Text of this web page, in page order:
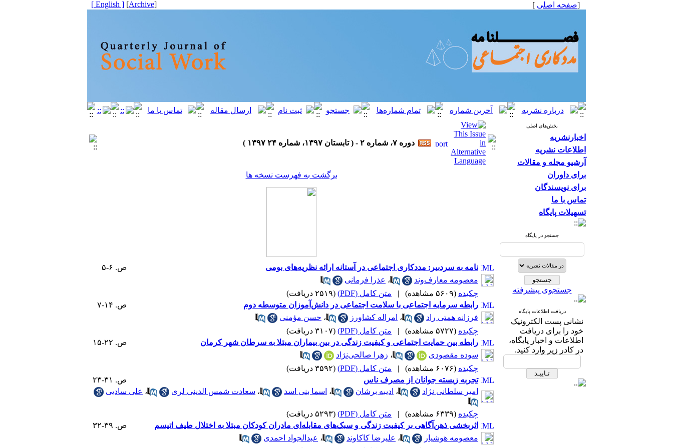
[صفحه اصلی ]
[
Archive
]
[ English ]
بخش‌های اصلی
اخبارنشریه
اطلاعات نشریه
آرشیو مجله و مقالات
برای داوران
برای نویسندگان
تماس با ما
تسهیلات پایگاه
جستجو در پایگاه
جستجوی پیشرفته
دریافت اطلاعات پایگاه
نشانی پست الکترونیک
خود را برای دریافت
اطلاعات و اخبار پایگاه،
در کادر زیر وارد کنید.
دوره ۷، شماره ۲ - ( تابستان ۱۳۹۷، شماره ۲۴ ۱۳۹۷ )
برگشت به فهرست نسخه ها
نامه به سردبیر: مددکاری اجتماعی در آستانه ارائه نظریه‌های بومی
ص. ۶-۵
معصومه معارف‌وند
، عذرا فرمانی
چکیده (۵۶۰۹ مشاهده) | متن کامل (PDF)
(۲۵۱۹ دریافت)
رابطه سرمایه اجتماعی با سلامت اجتماعی در دانش‌آموزان متوسطه دوم
ص. ۱۴-۷
فرزانه همتی راد
، امراله کشاورز ، حسن مؤمنی
چکیده (۵۷۲۷ مشاهده) | متن کامل (PDF)
(۳۱۰۷ دریافت)
رابطه بین حمایت اجتماعی و کیفیت زندگی در بین بیماران مبتلا به سرطان شهر کرمان
ص. ۲۲-۱۵
سوده مقصودی
، زهرا صالحی‌نژاد
چکیده (۶۰۷۶ مشاهده) | متن کامل (PDF)
(۳۵۹۲ دریافت)
تجربه‌ زیسته جوانان از مصرف ناس
ص. ۳۱-۲۳
امیر سلطانی نژاد
، ادیبه برشان ، اسما بنی اسد ، سعادت شمس الدینی لری ، علی سادیی
چکیده (۶۳۳۹ مشاهده) | متن کامل (PDF)
(۵۲۹۳ دریافت)
اثربخشی ذهن‌آگاهی بر کیفیت زندگی و سبک‌های مقابله‌ای مادران کودکان مبتلا به اختلال طیف اتیسم
ص. ۳۹-۳۲
معصومه هوشیار
، علیرضا کاکاوند ، عبدالجواد احمدی